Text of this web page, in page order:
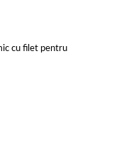
cu filet pentru